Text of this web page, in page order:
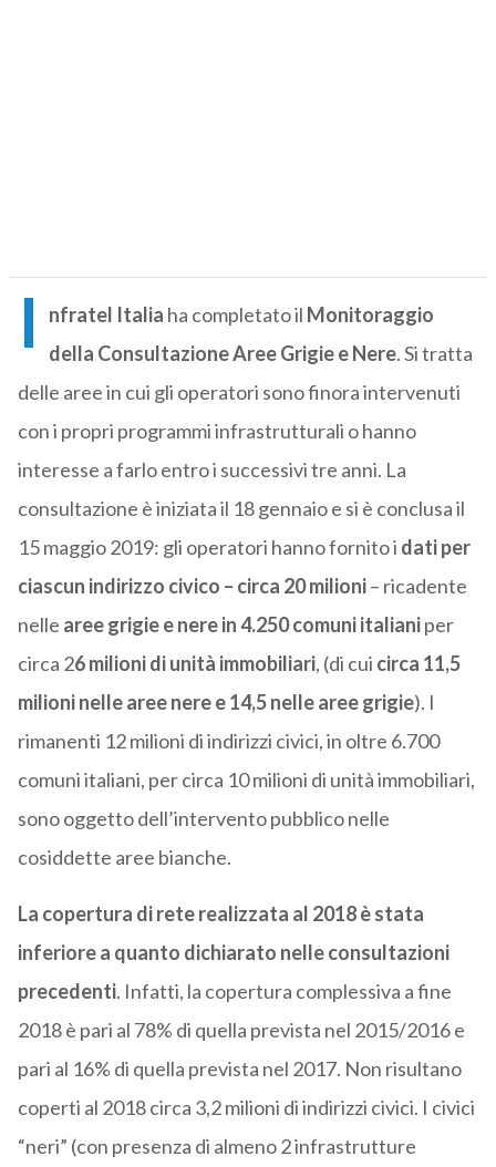
I nfratel Italia ha completato il Monitoraggio
della Consultazione Aree Grigie e Nere. Si tratta
delle aree in cui gli operatori sono finora intervenuti
con i propri programmi infrastrutturali o hanno
interesse a farlo entro i successivi tre anni. La
consultazione è iniziata il 18 gennaio e si è conclusa il
15 maggio 2019: gli operatori hanno fornito i dati per
ciascun indirizzo civico – circa 20 milioni– ricadente
nelle aree grigie e nere in 4.250 comuni italianiper
circa 26 milioni di unità immobiliari, (di cui circa 11,5
milioni nelle aree nere e 14,5 nelle aree grigie). I
rimanenti 12 milioni di indirizzi civici, in oltre 6.700
comuni italiani, per circa 10 milioni di unità immobiliari,
sono oggetto dell’intervento pubblico nelle
cosiddette aree bianche.
La copertura di rete realizzata al 2018 è stata
inferiore a quanto dichiarato nelle consultazioni
precedenti. Infatti, la copertura complessiva a fine
2018 è pari al 78% di quella prevista nel 2015/2016 e
pari al 16% di quella prevista nel 2017. Non risultano
coperti al 2018 circa 3,2 milioni di indirizzi civici. I civici
“neri” (con presenza di almeno 2 infrastrutture